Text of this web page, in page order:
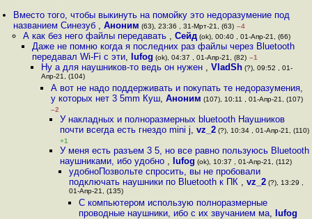
Вместо того, чтобы выкинуть на помойку это недоразумение под
названием Синезуб ,Аноним (63), 23:36 , 31-Мрт-21, (63) –4
А как без него файлы передавать , Сейд(ok), 00:40 , 01-Апр-21, (66)
Даже не помню когда я последних раз файлы через Bluetooth
передавал Wi-Fi с эти, lufog (ok), 04:37 , 01-Апр-21, (82) –1
Ну а для наушников-то ведь он нужен ,VladSh (?), 09:52 , 01-
Апр-21, (104)
А вот не надо поддерживать и покупать те недоразумения,
у которых нет 3 5mm Куш, Аноним (107), 10:11 , 01-Апр-21, (107)
–2
У накладных и полноразмерных bluetooth Наушников
почти всегда есть гнездо mini j, vz_2(?), 10:34 , 01-Апр-21, (110)
+1
У меня есть разъем 3 5, но все равно пользуюсь Bluetooth
наушниками, ибо удобно , lufog (ok), 10:37 , 01-Апр-21, (112)
удобноПозвольте спросить, вы не пробовали
подключать наушники по Bluetooth к ПК ,vz_2 (?), 13:29 ,
01-Апр-21, (135)
С компьютером использую полноразмерные
проводные наушники, ибо с их звучанием ма, lufog